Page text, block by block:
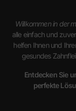
Willkommen in der
alle einfach und
helfen Ihnen und
gesundes
Entdecken Sie
perfekte